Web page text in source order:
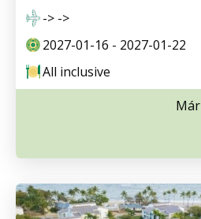
-> ->
2027-01-16 - 2027-01-22
All inclusive
Már